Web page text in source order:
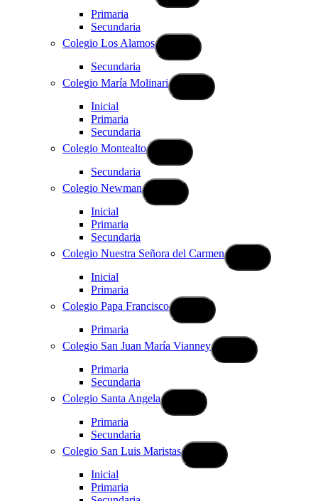
Primaria
Secundaria
Colegio Los Alamos
Secundaria
Colegio María Molinari
Inicial
Primaria
Secundaria
Colegio Montealto
Secundaria
Colegio Newman
Inicial
Primaria
Secundaria
Colegio Nuestra Señora del Carmen
Inicial
Primaria
Colegio Papa Francisco
Primaria
Colegio San Juan María Vianney
Primaria
Secundaria
Colegio Santa Angela
Primaria
Secundaria
Colegio San Luis Maristas
Inicial
Primaria